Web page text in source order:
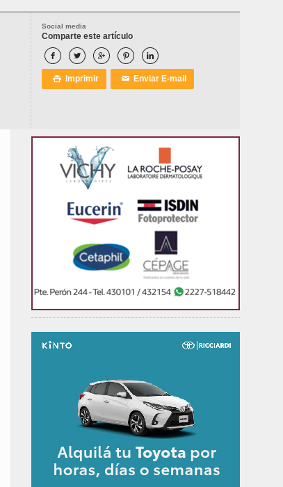
Social media
Comparte este artículo
    
 Imprimir ✉ Enviar E-mail